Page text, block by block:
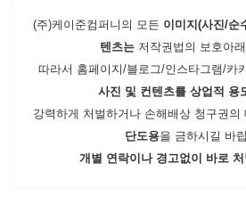
(주)케이준컴퍼니의 모든 이미지(사진/순
텐츠는 저작권법의 보호아
따라서 홈페이지/블로그/인스타그램/카
사진 및 컨텐츠를 상업적 용
강력하게 처벌하거나 손해배상 청구권의
단도용을 금하시길 바
개별 연락이나 경고없이 바로